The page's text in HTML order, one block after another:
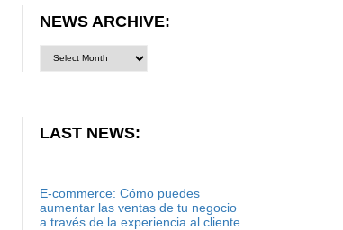
NEWS ARCHIVE:
LAST NEWS:
E-commerce: Cómo puedes
aumentar las ventas de tu negocio
a través de la experiencia al cliente